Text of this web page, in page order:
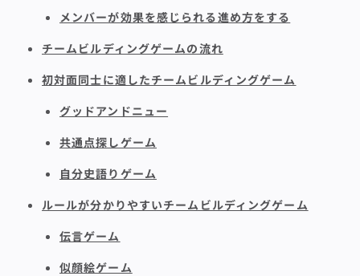
メンバーが効果を感じられる進め方をする
チームビルディングゲームの流れ
初対面同士に適したチームビルディングゲーム
グッドアンドニュー
共通点探しゲーム
自分史語りゲーム
ルールが分かりやすいチームビルディングゲーム
伝言ゲーム
似顔絵ゲーム